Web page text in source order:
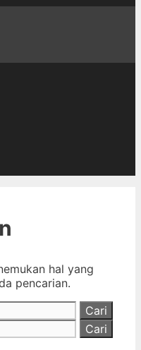
hal yang
pencarian.